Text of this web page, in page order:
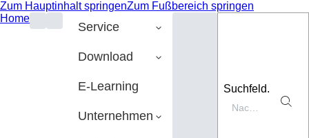
Zum Hauptinhalt springenZum Fußbereich springen
Home
Service
Download
E-Learning
Unternehmen
Suchfeld.